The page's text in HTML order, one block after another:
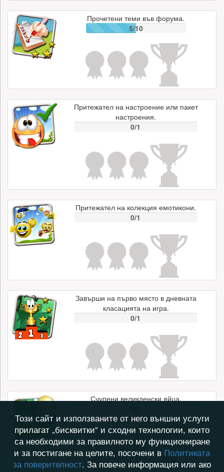
Прочетени теми във форума.
5/10
Притежател на настроение или пакет
настроения.
0/1
Притежател на колекция емотикони.
0/1
Завърши на първо място в дневната
класацията на игра.
0/1
Счупени великденски яйца.
Този сайт и използваните от него външни услуги
прилагат „бисквитки“ и сходни технологии, които
са необходими за правилното му функциониране
и за постигане на целите, посочени в Политиката
за поверителност. За повече информация или ако